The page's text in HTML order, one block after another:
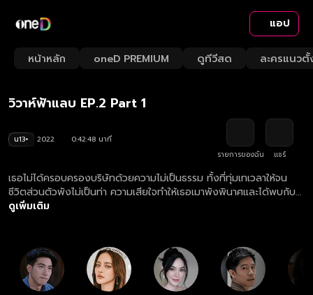
แอป
หน้าหลัก oneD PREMIUM ดูทีวีสด ละครแนวตั้
Loaded:
2.33%
Rate
วิวาห์ฟ้าแลบ EP.2 Part 1
น13+ 2022
0:42:48 นาที
รายการของฉัน
แชร์
เธอไม่ได้ครอบครองบริษัทด้วยความไม่เป็นธรรม ทั้งที่ทุ่มเทเวลาให้จน
ชีวิตส่วนตัวพังไม่เป็นท่า ความเสียใจทำให้เธอเมาพังพินาศและได้พบกับ
ชายปริศนาที่ซ่อนตัวตนที่แท้จริงเอาไว้ ภายหลังมีปากเสียงกับครอบครัว
เกิดขึ้น
ดูเพิ่มเติม